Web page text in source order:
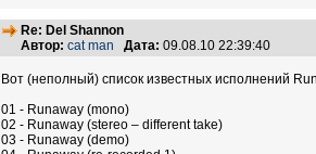
Re: Del Shannon
Автор: cat man Дата: 09.08.10 22:39:40
Вот (неполный) список известных исполнений
01 - Runaway (mono)
02 - Runaway (stereo – different take)
03 - Runaway (demo)